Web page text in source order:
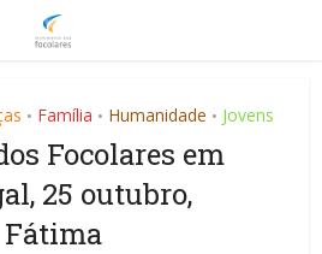
• Família • Humanidade • Jovens
Focolares em
25 outubro,
Fátima